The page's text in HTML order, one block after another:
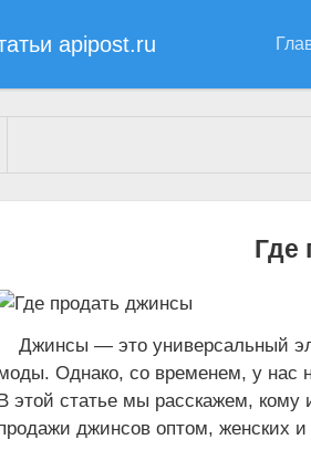
apipost.ru
Статьи apipost.ru» Материалы за
Где
Джинсы — это универсальный
Однако, со временем, у нас
этой статье мы расскажем, кому
джинсов оптом, женских